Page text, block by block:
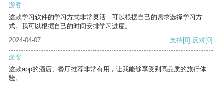
游客
这款学习软件的学习方式非常灵活，可以根据自己的需求选择学习方
式。我可以根据自己的时间安排学习进度。
2024-04-07
支持[0] 反对[0]
游客
这款app的酒店、餐厅推荐非常有用，让我能够享受到高品质的旅行体
验。